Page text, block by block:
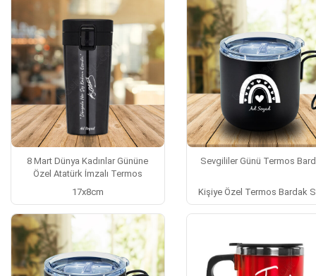
8 Mart Dünya Kadınlar Gününe
Özel Atatürk İmzalı Termos
17x8cm
Sevgililer Günü Termos
Kişiye Özel Termos Bardak